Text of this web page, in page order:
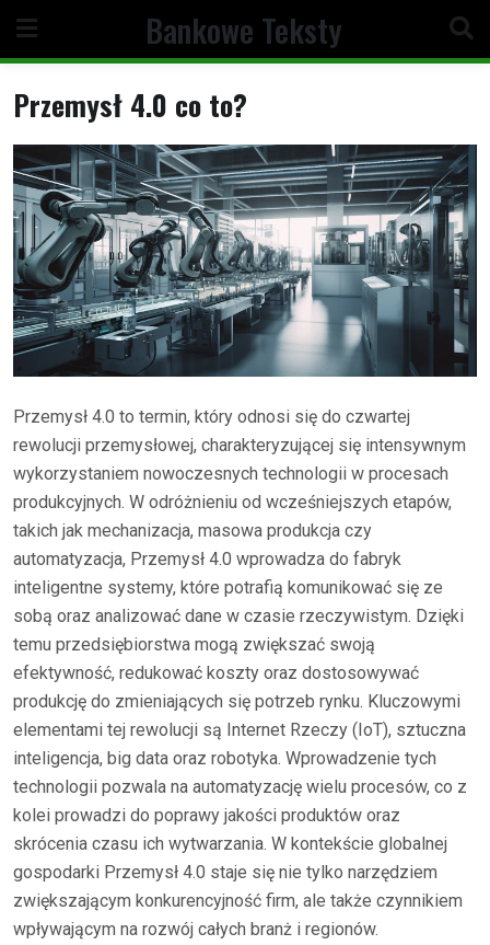
content
Bankowe Teksty
Przemysł 4.0 co to?
Przemysł 4.0 to termin, który odnosi się do czwartej
rewolucji przemysłowej, charakteryzującej się intensywnym
wykorzystaniem nowoczesnych technologii w procesach
produkcyjnych. W odróżnieniu od wcześniejszych etapów,
takich jak mechanizacja, masowa produkcja czy
automatyzacja, Przemysł 4.0 wprowadza do fabryk
inteligentne systemy, które potrafią komunikować się ze
sobą oraz analizować dane w czasie rzeczywistym. Dzięki
temu przedsiębiorstwa mogą zwiększać swoją
efektywność, redukować koszty oraz dostosowywać
produkcję do zmieniających się potrzeb rynku. Kluczowymi
elementami tej rewolucji są Internet Rzeczy (IoT), sztuczna
inteligencja, big data oraz robotyka. Wprowadzenie tych
technologii pozwala na automatyzację wielu procesów, co z
kolei prowadzi do poprawy jakości produktów oraz
skrócenia czasu ich wytwarzania. W kontekście globalnej
gospodarki Przemysł 4.0 staje się nie tylko narzędziem
zwiększającym konkurencyjność firm, ale także czynnikiem
wpływającym na rozwój całych branż i regionów.